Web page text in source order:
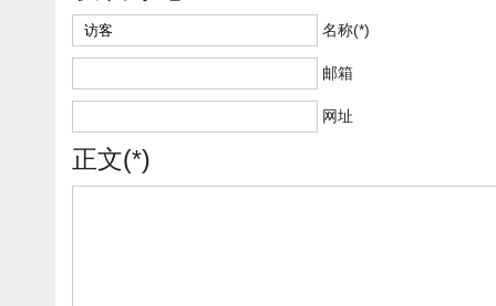
名称(*)
邮箱
网址
正文(*)